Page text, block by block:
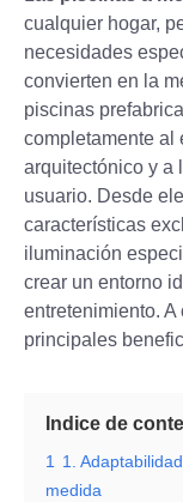
cualquier hogar,
necesidades
convierten en la
piscinas
completamente al
arquitectónico y a
usuario. Desde
características
iluminación
crear un entorno
entretenimiento.
principales
Indice de
1 1.
medida